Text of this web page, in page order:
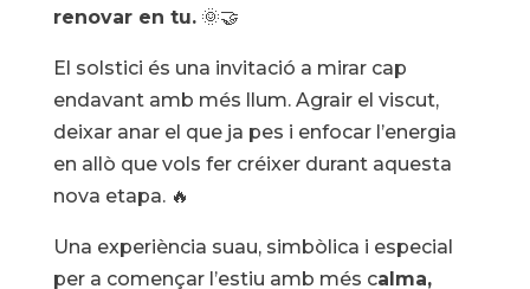
renovar en tu.🌞🤝
El solstici és una invitació a mirar cap
endavant amb més llum. Agrair el viscut,
deixar anar el que ja pes i enfocar l’energia
en allò que vols fer créixer durant aquesta
nova etapa. 🔥
Una experiència suau, simbòlica i especial
per a començar l’estiu amb més calma,